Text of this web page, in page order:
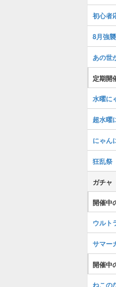
初心者
8月強襲
あの世
定期開
水曜に
超水曜
にゃん
狂乱祭
ガチャ
開催中
ウルト
サマー
開催中
ねこの